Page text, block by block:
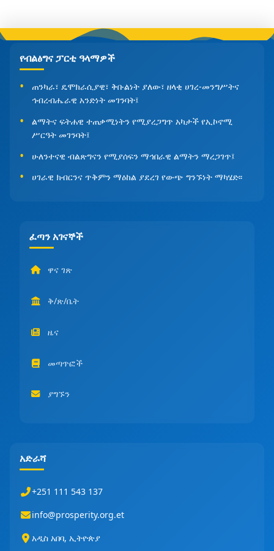
የብልፅግና ፓርቲ ዓላማዎች
ጠንካራ፣ ዴሞክራሲያዊ፣ ቅቡልነት ያለው፣ ዘላቂ ሀገረ-መንግሥትና
ኅብረብሔራዊ አንድነት መገንባት፤
ልማትና ፍትሐዊ ተጠቃሚነትን የሚያረጋግጥ አካታች የኢኮኖሚ
ሥርዓት መገንባት፤
ሁለንተናዊ ብልጽግናን የሚያሰፍን ማኅበራዊ ልማትን ማረጋገጥ፤
ሀገራዊ ክብርንና ጥቅምን ማዕከል ያደረገ የውጭ ግንኙነት ማካሄድ፡፡
ፈጣን አገናኞች
ዋና ገጽ
ቅ/ጽ/ቤት
ዜና
መጣጥፎች
ያግኙን
አድራሻ
+251 111 543 137
info@prosperity.org.et
አዲስ አበባ, ኢትዮጵያ